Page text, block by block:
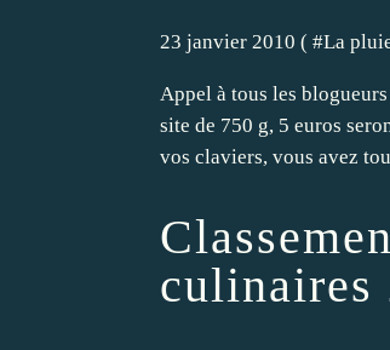
23 janvier 2010 ( #La
Appel à tous les
site de 750 g, 5 euros
vos claviers, vous avez
culinaires